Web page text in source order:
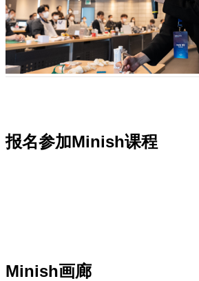
报名参加Minish课程
Minish画廊